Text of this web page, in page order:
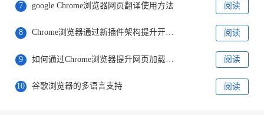
7 google Chrome浏览器网页翻译使用方法 阅读
8 Chrome浏览器通过新插件架构提升开发者工具支持 阅读
9 如何通过Chrome浏览器提升网页加载中的脚本执行速度 阅读
10 谷歌浏览器的多语言支持 阅读